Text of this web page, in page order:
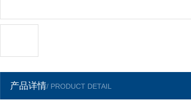
产品详情/ PRODUCT DETAIL